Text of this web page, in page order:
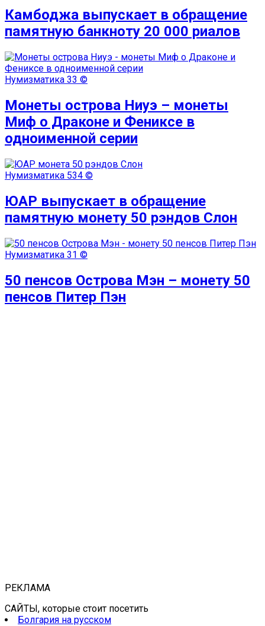
Камбоджа выпускает в обращение
памятную банкноту 20 000 риалов
Нумизматика 33 ©
Монеты острова Ниуэ – монеты
Миф о Драконе и Фениксе в
одноименной серии
Нумизматика 534 ©
ЮАР выпускает в обращение
памятную монету 50 рэндов Слон
Нумизматика 31 ©
50 пенсов Острова Мэн – монету 50
пенсов Питер Пэн
РЕКЛАМА
САЙТЫ, которые стоит посетить
Болгария на русском